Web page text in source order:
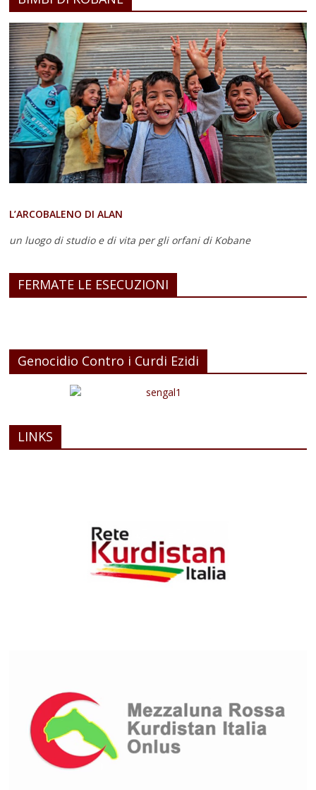
L’ARCOBALENO DI ALAN
un luogo di studio e di vita per gli orfani di Kobane
FERMATE LE ESECUZIONI
Genocidio Contro i Curdi Ezidi
LINKS